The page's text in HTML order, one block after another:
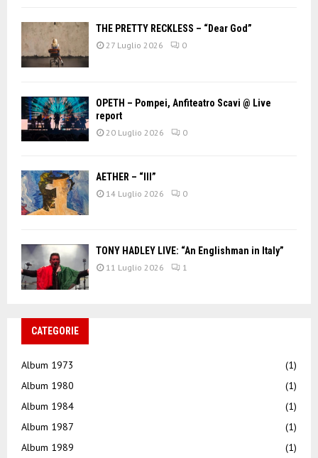
THE PRETTY RECKLESS – “Dear God”
27 Luglio 2026 0
OPETH – Pompei, Anfiteatro Scavi @ Live
report
20 Luglio 2026 0
AETHER – “III”
14 Luglio 2026 0
TONY HADLEY LIVE: “An Englishman in Italy”
11 Luglio 2026 1
CATEGORIE
Album 1973
(1)
Album 1980
(1)
Album 1984
(1)
Album 1987
(1)
Album 1989
(1)